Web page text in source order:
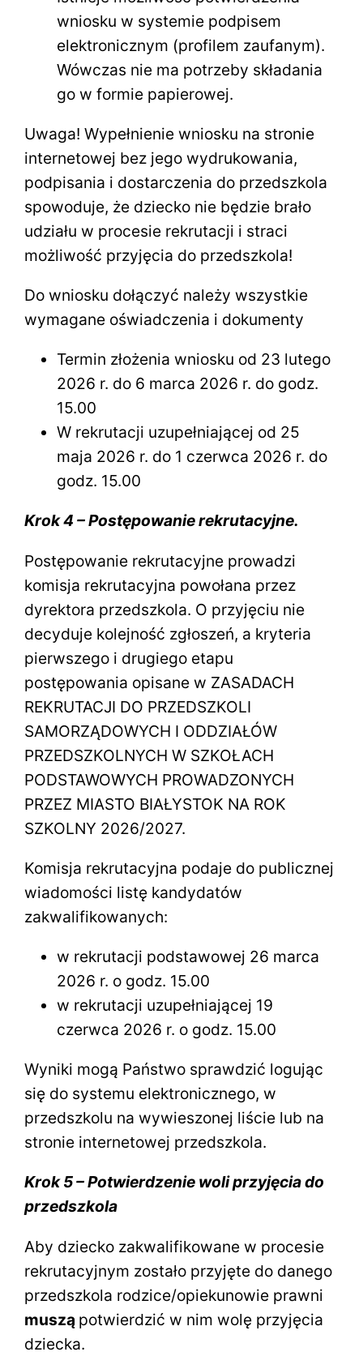
wniosku w systemie podpisem
elektronicznym (profilem zaufanym).
Wówczas nie ma potrzeby składania
go w formie papierowej.
Uwaga! Wypełnienie wniosku na stronie
internetowej bez jego wydrukowania,
podpisania i dostarczenia do przedszkola
spowoduje, że dziecko nie będzie brało
udziału w procesie rekrutacji i straci
możliwość przyjęcia do przedszkola!
Do wniosku dołączyć należy wszystkie
wymagane oświadczenia i dokumenty
Termin złożenia wniosku od 23 lutego
2026 r. do 6 marca 2026 r. do godz.
15.00
W rekrutacji uzupełniającej od 25
maja 2026 r. do 1 czerwca 2026 r. do
godz. 15.00
Krok 4 – Postępowanie rekrutacyjne.
Postępowanie rekrutacyjne prowadzi
komisja rekrutacyjna powołana przez
dyrektora przedszkola. O przyjęciu nie
decyduje kolejność zgłoszeń, a kryteria
pierwszego i drugiego etapu
postępowania opisane w ZASADACH
REKRUTACJI DO PRZEDSZKOLI
SAMORZĄDOWYCH I ODDZIAŁÓW
PRZEDSZKOLNYCH W SZKOŁACH
PODSTAWOWYCH PROWADZONYCH
PRZEZ MIASTO BIAŁYSTOK NA ROK
SZKOLNY 2026/2027.
Komisja rekrutacyjna podaje do publicznej
wiadomości listę kandydatów
zakwalifikowanych:
w rekrutacji podstawowej 26 marca
2026 r. o godz. 15.00
w rekrutacji uzupełniającej 19
czerwca 2026 r. o godz. 15.00
Wyniki mogą Państwo sprawdzić logując
się do systemu elektronicznego, w
przedszkolu na wywieszonej liście lub na
stronie internetowej przedszkola.
Krok 5 – Potwierdzenie woli przyjęcia do
przedszkola
Aby dziecko zakwalifikowane w procesie
rekrutacyjnym zostało przyjęte do danego
przedszkola rodzice/opiekunowie prawni
muszą potwierdzić w nim wolę przyjęcia
dziecka.